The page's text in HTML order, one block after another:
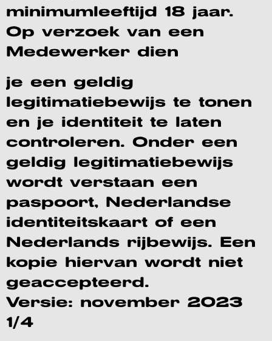
minimumleeftijd 18 jaar.
Op verzoek van een
Medewerker dien
je een geldig
legitimatiebewijs te tonen
en je identiteit te laten
controleren. Onder een
geldig legitimatiebewijs
wordt verstaan een
paspoort, Nederlandse
identiteitskaart of een
Nederlands rijbewijs. Een
kopie hiervan wordt niet
geaccepteerd.
Versie: november 2023
1/4